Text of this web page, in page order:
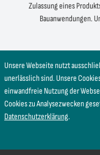
Zulassung eines
Bauanwendungen.
Unsere Webseite nutzt
unerlässlich sind. Unsere
einwandfreie Nutzung der
Cookies zu Analysezwecken
Datenschutzerklärung.